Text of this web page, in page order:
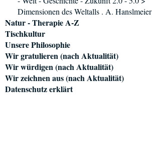
Dimensionen des Weltalls . A. Hanslmeier
Natur - Therapie A-Z
Tischkultur
Unsere Philosophie
Wir gratulieren (nach Aktualität)
Wir würdigen (nach Aktualität)
Wir zeichnen aus (nach Aktualität)
Datenschutz erklärt